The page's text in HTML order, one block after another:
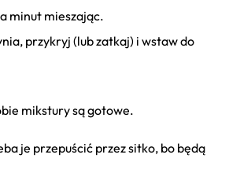
minut mieszając.
przykryj (lub zatkaj) i wstaw do
mikstury są gotowe.
je przepuścić przez sitko, bo będą